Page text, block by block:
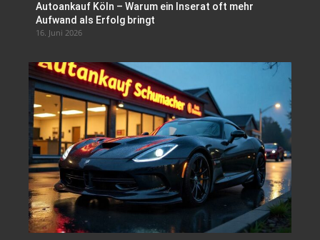
Autoankauf Köln – Warum ein Inserat oft mehr
Aufwand als Erfolg bringt
16. Juni 2026